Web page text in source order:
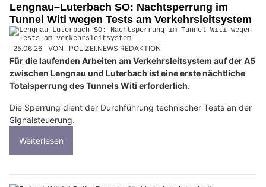
Lengnau–Luterbach SO: Nachtsperrung im
Tunnel Witi wegen Tests am Verkehrsleitsystem
25.06.26 VON POLIZEI.NEWS REDAKTION
Für die laufenden Arbeiten am Verkehrsleitsystem auf der A5
zwischen Lengnau und Luterbach ist eine erste nächtliche
Totalsperrung des Tunnels Witi erforderlich.
Die Sperrung dient der Durchführung technischer Tests an der
Signalsteuerung.
Weiterlesen